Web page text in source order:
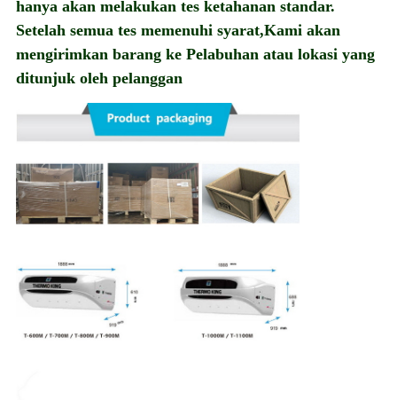
hanya akan melakukan tes ketahanan standar.
Setelah semua tes memenuhi syarat,Kami akan
mengirimkan barang ke Pelabuhan atau lokasi yang
ditunjuk oleh pelanggan